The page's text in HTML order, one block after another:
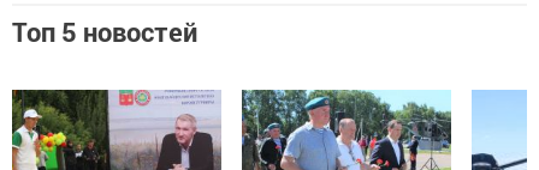
Топ 5 новостей